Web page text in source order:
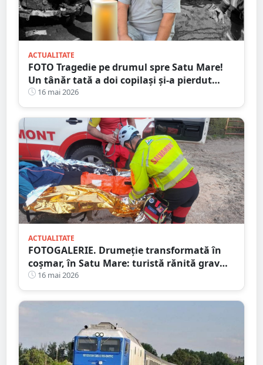
ACTUALITATE
FOTO Tragedie pe drumul spre Satu Mare!
Un tânăr tată a doi copilași și-a pierdut
viața într-un accident cumplit
16 mai 2026
ACTUALITATE
FOTOGALERIE. Drumeție transformată în
coșmar, în Satu Mare: turistă rănită grav
după ce a alergat pe un traseu acoperit cu
frunze
16 mai 2026